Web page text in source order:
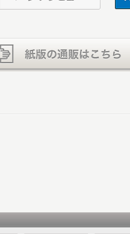
ドブック 2024-
ヒルクライム／